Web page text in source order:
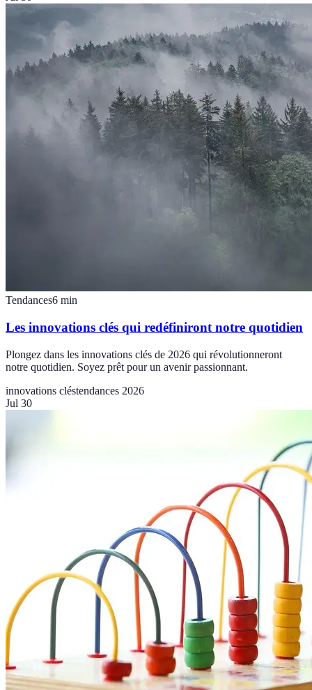
Tendances6 min
Les innovations clés qui redéfiniront notre quotidien
Plongez dans les innovations clés de 2026 qui révolutionneront
notre quotidien. Soyez prêt pour un avenir passionnant.
innovations cléstendances 2026
Jul 30